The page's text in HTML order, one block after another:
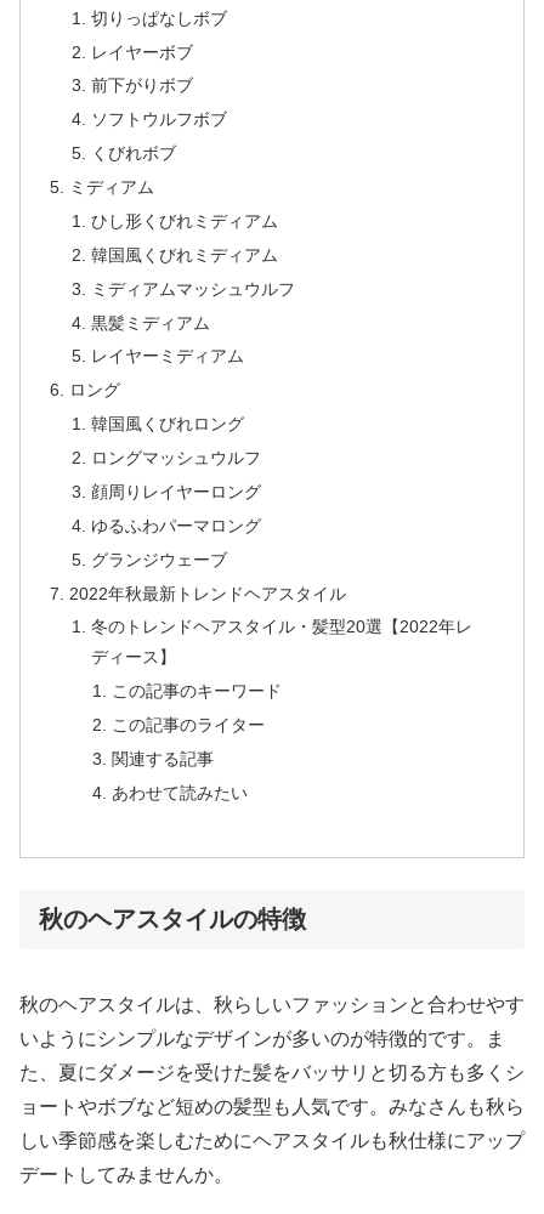
切りっぱなしボブ
レイヤーボブ
前下がりボブ
ソフトウルフボブ
くびれボブ
ミディアム
ひし形くびれミディアム
韓国風くびれミディアム
ミディアムマッシュウルフ
黒髪ミディアム
レイヤーミディアム
ロング
韓国風くびれロング
ロングマッシュウルフ
顔周りレイヤーロング
ゆるふわパーマロング
グランジウェーブ
2022年秋最新トレンドヘアスタイル
冬のトレンドヘアスタイル・髪型20選【2022年レ
ディース】
この記事のキーワード
この記事のライター
関連する記事
あわせて読みたい
秋のヘアスタイルの特徴
秋のヘアスタイルは、秋らしいファッションと合わせやす
いようにシンプルなデザインが多いのが特徴的です。ま
た、夏にダメージを受けた髪をバッサリと切る方も多くシ
ョートやボブなど短めの髪型も人気です。みなさんも秋ら
しい季節感を楽しむためにヘアスタイルも秋仕様にアップ
デートしてみませんか。